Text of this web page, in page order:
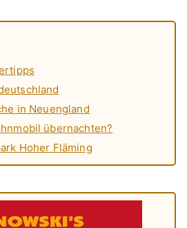
in Neuengland
übernachten?
Hoher Fläming